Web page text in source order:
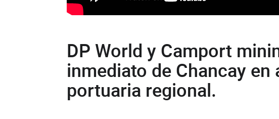
DP World y Camport
inmediato de Chancay en
portuaria regional.